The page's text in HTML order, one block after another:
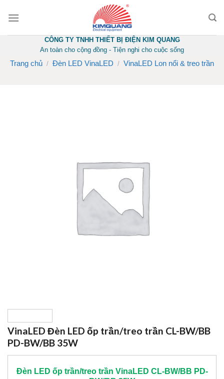
CÔNG TY TNHH THIẾT BỊ ĐIỆN KIM QUANG
An toàn cho cộng đồng - Tiện nghi cho cuộc sống
Trang chủ / Đèn LED VinaLED / VinaLED Lon nổi & treo trần
VinaLED Đèn LED ốp trần/treo trần CL-BW/BB
PD-BW/BB 35W
Đèn LED ốp trần/treo trần VinaLED CL-BW/BB PD-